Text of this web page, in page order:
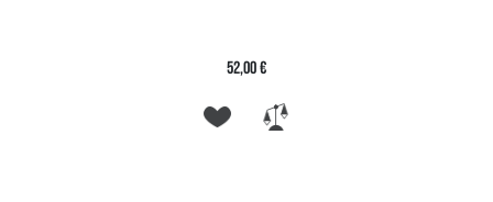
52,00 €